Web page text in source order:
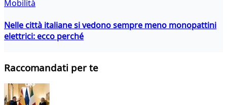
Mobilità
Nelle città italiane si vedono sempre meno monopattini
elettrici: ecco perché
Raccomandati per te